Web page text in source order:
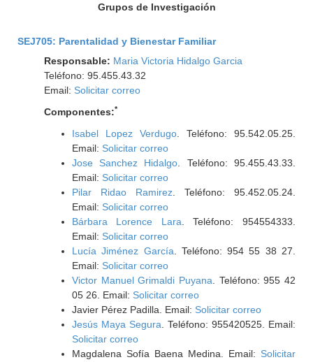
Grupos de Investigación
SEJ705: Parentalidad y Bienestar Familiar
Responsable: Maria Victoria Hidalgo Garcia
Teléfono: 95.455.43.32
Email: Solicitar correo
Componentes:*
Isabel Lopez Verdugo. Teléfono: 95.542.05.25.
Email: Solicitar correo
Jose Sanchez Hidalgo . Teléfono: 95.455.43.33.
Email: Solicitar correo
Pilar Ridao Ramirez. Teléfono: 95.452.05.24.
Email: Solicitar correo
Bárbara Lorence Lara . Teléfono: 954554333.
Email: Solicitar correo
Lucía Jiménez García . Teléfono: 954 55 38 27.
Email: Solicitar correo
Victor Manuel Grimaldi Puyana . Teléfono: 955 42
05 26. Email: Solicitar correo
Javier Pérez Padilla. Email: Solicitar correo
Jesús Maya Segura . Teléfono: 955420525. Email:
Solicitar correo
Magdalena Sofía Baena Medina. Email: Solicitar